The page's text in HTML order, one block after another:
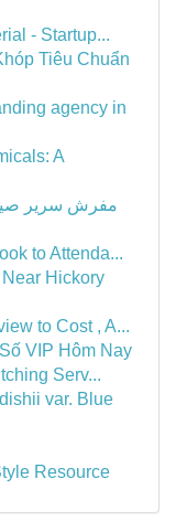
- Startup...
Tiêu Chuẩn
agency in
A
to Attenda...
Hickory
to Cost , A...
VIP Hôm Nay
Serv...
Resource